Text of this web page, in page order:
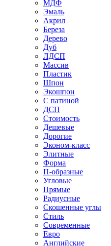
МДФ
Эмаль
Акрил
Береза
Дерево
Дуб
ЛДСП
Массив
Пластик
Шпон
Экошпон
С патиной
ДСП
Стоимость
Дешевые
Дорогие
Эконом-класс
Элитные
Форма
П-образные
Угловые
Прямые
Радиусные
Скошенные углы
Стиль
Современные
Евро
Английские